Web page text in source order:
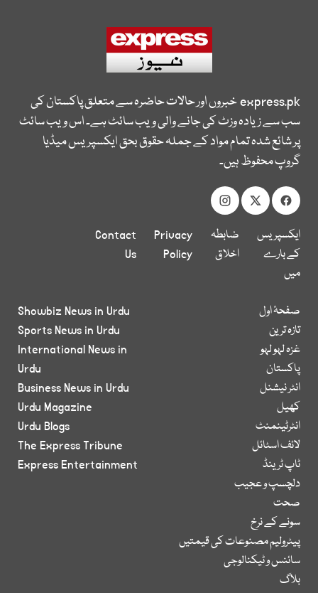
express.pkخبروں اور حالات حاضرہ سے متعلق پاکستان کی
سب سے زیادہ وزٹ کی جانے والی ویب سائٹ ہے۔ اس ویب سائٹ
پر شائع شدہ تمام مواد کے جملہ حقوق بحق ایکسپریس میڈیا
گروپ محفوظ ہیں۔
ایکسپریس
کے بارے
میں
ضابطہ
اخلاق
Privacy
Policy
Contact
Us
صفحۂ اول
تازہ ترین
غزہ لہو لہو
پاکستان
انٹر نیشنل
کھیل
انٹرٹینمنٹ
لائف اسٹائل
ٹاپ ٹرینڈ
دلچسپ و عجیب
صحت
سونے کے نرخ
پیٹرولیم مصنوعات کی قیمتیں
سائنس و ٹیکنالوجی
بلاگ
Showbiz News in Urdu
Sports News in Urdu
International News in
Urdu
Business News in Urdu
Urdu Magazine
Urdu Blogs
The Express Tribune
Express Entertainment